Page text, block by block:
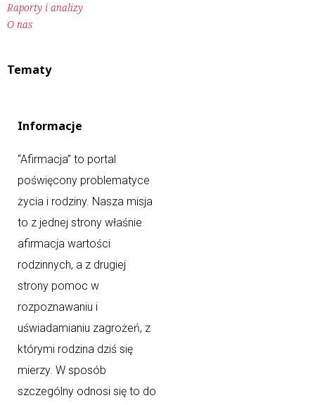
Raporty i analizy
O nas
Tematy
Informacje
“Afirmacja” to portal
poświęcony problematyce
życia i rodziny. Nasza misja
to z jednej strony właśnie
afirmacja wartości
rodzinnych, a z drugiej
strony pomoc w
rozpoznawaniu i
uświadamianiu zagrożeń, z
którymi rodzina dziś się
mierzy. W sposób
szczególny odnosi się to do